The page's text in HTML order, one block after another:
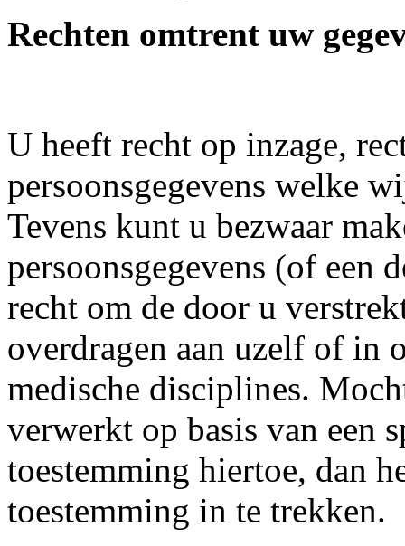
Rechten omtrent uw
U heeft recht op inzage,
persoonsgegevens welke
Tevens kunt u bezwaar
persoonsgegevens (of een
recht om de door u
overdragen aan uzelf of in
medische disciplines.
verwerkt op basis van een
toestemming hiertoe, dan
toestemming in te trekken.